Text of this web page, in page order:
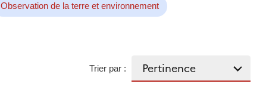
Observation de la terre et environnement
Trier par :